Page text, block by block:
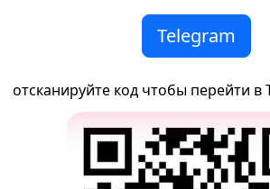
Telegram
отсканируйте код чтобы перейти в